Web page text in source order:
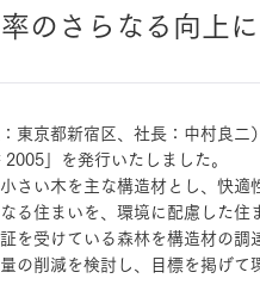
規格住宅｜三井ホームセレ
のさらなる向上
東京都新宿区、社長：中村良
」を発行いたしました。
さい木を主な構造材とし、快
る住まいを、環境に配慮した住
を受けている森林を構造材の調
の削減を検討し、目標を掲げて